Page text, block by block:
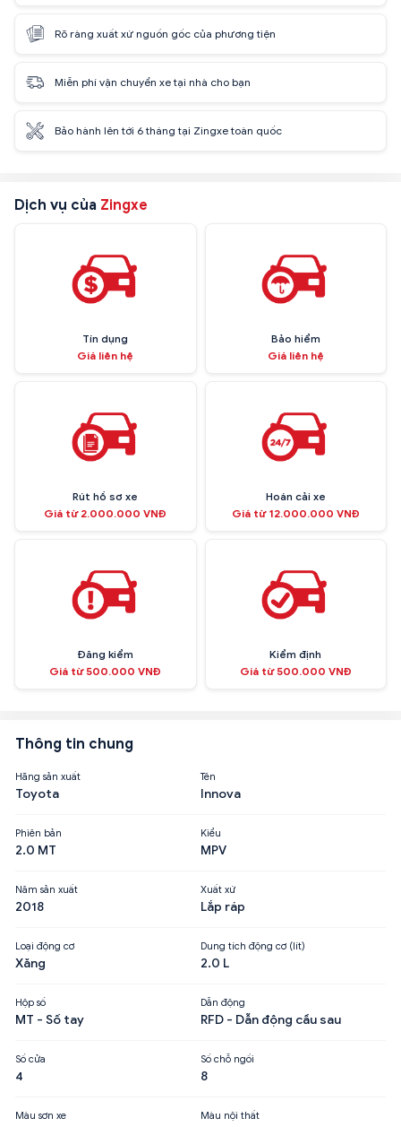
Rõ ràng xuất xứ nguồn gốc của phương tiện
Miễn phí vận chuyển xe tại nhà cho bạn
Bảo hành lên tới 6 tháng tại Zingxe toàn quốc
Dịch vụ của Zingxe
Tín dụng
Giá liên hệ
Bảo hiểm
Giá liên hệ
Rút hồ sơ xe
Giá từ 2.000.000 VNĐ
Hoán cải xe
Giá từ 12.000.000 VNĐ
Đăng kiểm
Giá từ 500.000 VNĐ
Kiểm định
Giá từ 500.000 VNĐ
Thông tin chung
Hãng sản xuất
Toyota
Tên
Innova
Phiên bản
2.0 MT
Kiểu
MPV
Năm sản xuất
2018
Xuất xứ
Lắp ráp
Loại động cơ
Xăng
Dung tích động cơ (lít)
2.0 L
Hộp số
MT - Số tay
Dẫn động
RFD - Dẫn động cầu sau
Số cửa
4
Số chỗ ngồi
8
Màu sơn xe Màu nội thất